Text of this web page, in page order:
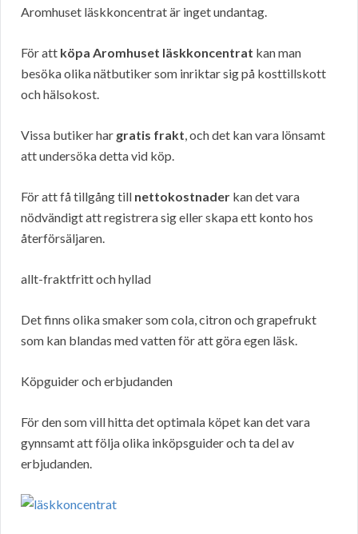
Aromhuset läskkoncentrat är inget undantag.
För att köpa Aromhuset läskkoncentrat kan man
besöka olika nätbutiker som inriktar sig på kosttillskott
och hälsokost.
Vissa butiker har gratis frakt, och det kan vara lönsamt
att undersöka detta vid köp.
För att få tillgång till nettokostnader kan det vara
nödvändigt att registrera sig eller skapa ett konto hos
återförsäljaren.
allt-fraktfritt och hyllad
Det finns olika smaker som cola, citron och grapefrukt
som kan blandas med vatten för att göra egen läsk.
Köpguider och erbjudanden
För den som vill hitta det optimala köpet kan det vara
gynnsamt att följa olika inköpsguider och ta del av
erbjudanden.